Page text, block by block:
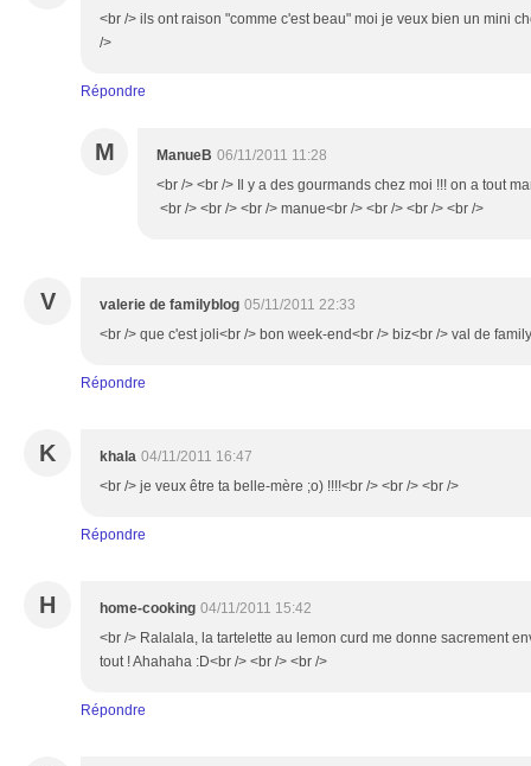
<br /> ils ont raison "comme c'est beau" moi je veux bien un mini
/>
Répondre
M ManueB 06/11/2011 11:28
<br /> <br /> Il y a des gourmands chez moi !!! on a tout
<br /> <br /> <br /> manue<br /> <br /> <br /> <br />
V valerie de familyblog 05/11/2011 22:33
<br /> que c'est joli<br /> bon week-end<br /> biz<br /> val de
Répondre
K khala 04/11/2011 16:47
<br /> je veux être ta belle-mère ;o) !!!!<br /> <br /> <br />
Répondre
H home-cooking 04/11/2011 15:42
<br /> Ralalala, la tartelette au lemon curd me donne sacrement
tout ! Ahahaha :D<br /> <br /> <br />
Répondre